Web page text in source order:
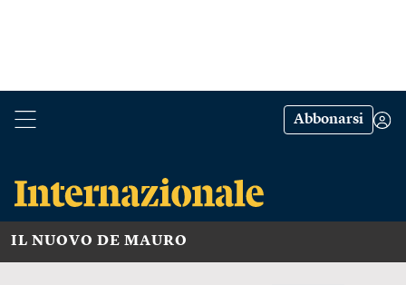
Abbonarsi
IL NUOVO DE MAURO